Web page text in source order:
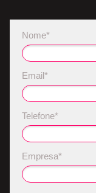
Nome*
Email*
Telefone*
Empresa*